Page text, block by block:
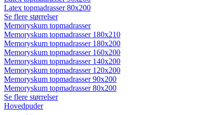
Latex topmadrasser 80x200
Se flere størrelser
Memoryskum topmadrasser
Memoryskum topmadrasser 180x210
Memoryskum topmadrasser 180x200
Memoryskum topmadrasser 160x200
Memoryskum topmadrasser 140x200
Memoryskum topmadrasser 120x200
Memoryskum topmadrasser 90x200
Memoryskum topmadrasser 80x200
Se flere størrelser
Hovedpuder